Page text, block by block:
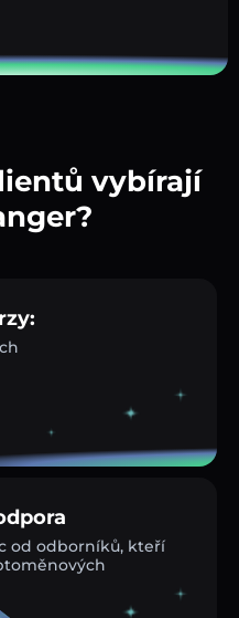
vybírají
od odborníků, kteří